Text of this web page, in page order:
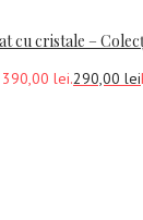
cu cristale –
lei.290,00 lei